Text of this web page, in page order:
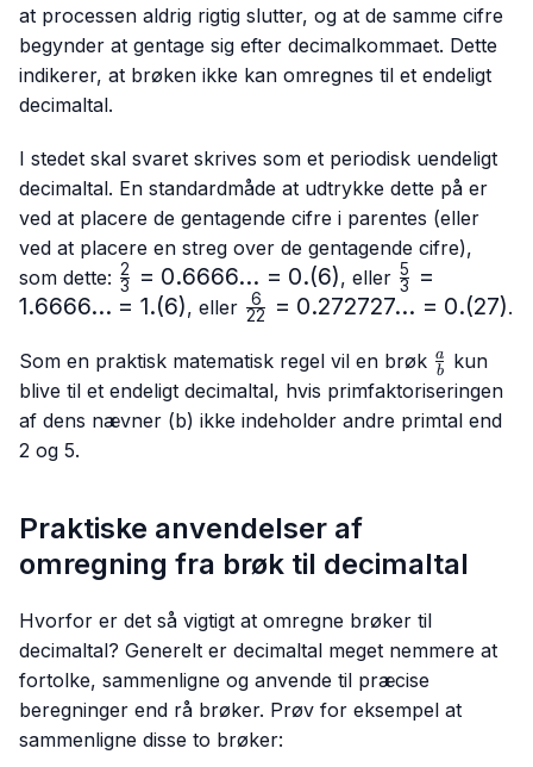
at processen aldrig rigtig slutter, og at de samme cifre
begynder at gentage sig efter decimalkommaet. Dette
indikerer, at brøken ikke kan omregnes til et endeligt
decimaltal.
I stedet skal svaret skrives som et periodisk uendeligt
decimaltal. En standardmåde at udtrykke dette på er
ved at placere de gentagende cifre i parentes (eller
ved at placere en streg over de gentagende cifre),
som dette: \frac{2}
{3}=0.6666...
3
2 = 0.6666... = 0.(6), eller \frac{5}
{3}=
= 1.(6)
3
5
=
1.6666... = 1.(6), eller \frac{6}
= 0.(27)
22
6 = 0.272727... = 0.(27).
Som en praktisk matematisk regel vil en brøk \frac{a}
{b}
b
a
kun
blive til et endeligt decimaltal, hvis primfaktoriseringen
af dens nævner (b) ikke indeholder andre primtal end
2 og 5.
Praktiske anvendelser af
omregning fra brøk til decimaltal
Hvorfor er det så vigtigt at omregne brøker til
decimaltal? Generelt er decimaltal meget nemmere at
fortolke, sammenligne og anvende til præcise
beregninger end rå brøker. Prøv for eksempel at
sammenligne disse to brøker: